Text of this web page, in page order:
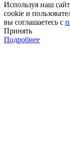
Используя наш
cookie и
вы соглашаетесь с
Принять
Подробнее